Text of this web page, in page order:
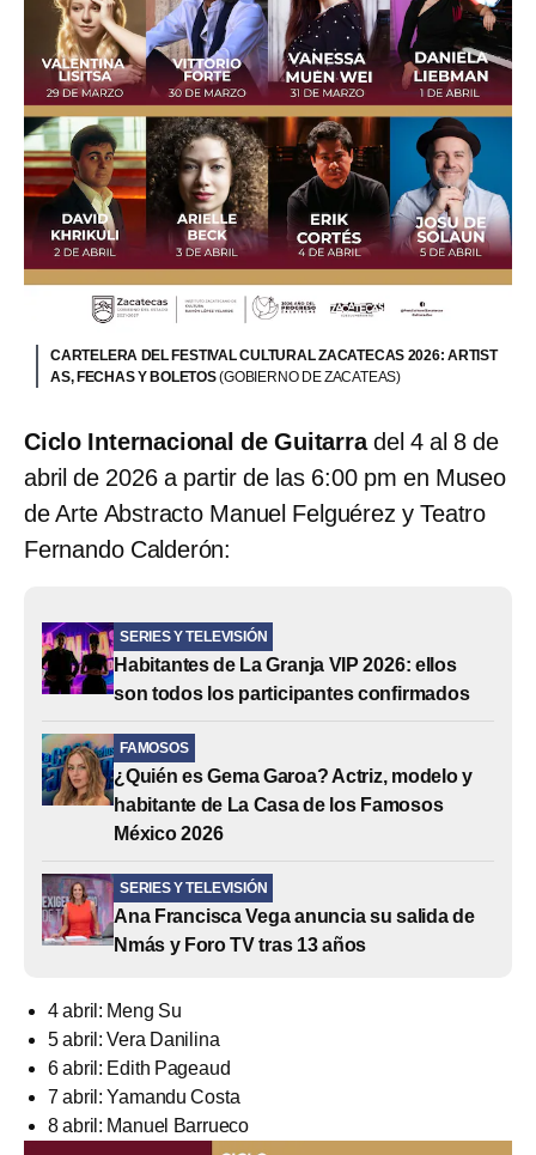
CARTELERA DEL FESTIVAL CULTURAL ZACATECAS 2026: ARTIST
AS, FECHAS Y BOLETOS(GOBIERNO DE ZACATEAS)
Ciclo Internacional de Guitarradel 4 al 8 de
abril de 2026 a partir de las 6:00 pm en Museo
de Arte Abstracto Manuel Felguérez y Teatro
Fernando Calderón:
SERIES Y TELEVISIÓN
Habitantes de La Granja VIP 2026: ellos
son todos los participantes confirmados
FAMOSOS
¿Quién es Gema Garoa? Actriz, modelo y
habitante de La Casa de los Famosos
México 2026
SERIES Y TELEVISIÓN
Ana Francisca Vega anuncia su salida de
Nmás y Foro TV tras 13 años
4 abril: Meng Su
5 abril: Vera Danilina
6 abril: Edith Pageaud
7 abril: Yamandu Costa
8 abril: Manuel Barrueco